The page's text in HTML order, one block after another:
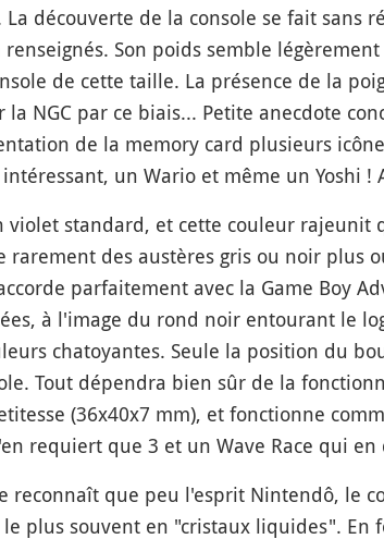
découverte de la console se fait sans
Son poids semble
de cette taille. La présence de la
NGC par ce biais... Petite anecdote
de la memory card plusieurs
un Wario et même un Yoshi !
violet standard, et cette couleur rajeunit
des austères gris ou noir plus
parfaitement avec la Game Boy
à l'image du rond noir entourant le
chatoyantes. Seule la position du
Tout dépendra bien sûr de la
(36x40x7 mm), et fonctionne
requiert que 3 et un Wave Race qui
reconnaît que peu l'esprit Nintendô, le
plus souvent en "cristaux liquides". En